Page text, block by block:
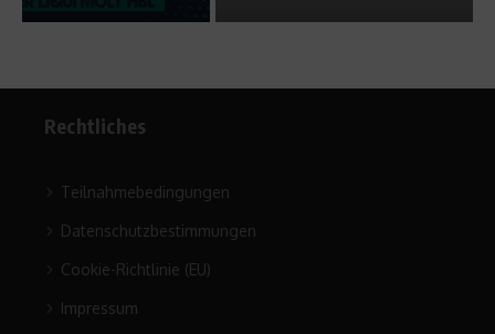
Rechtliches
Teilnahmebedingungen
Datenschutzbestimmungen
Cookie-Richtlinie (EU)
Impressum